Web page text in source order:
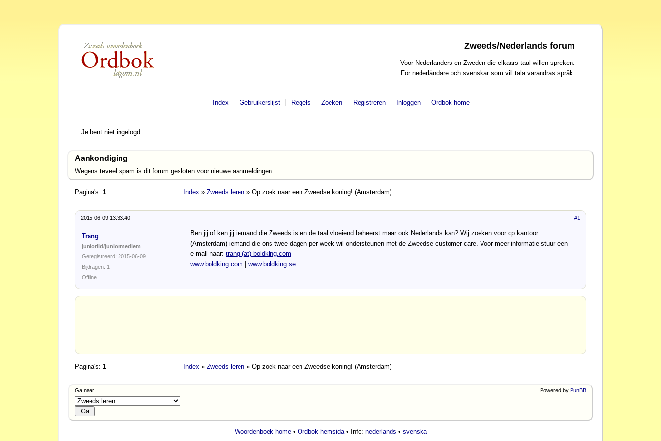
Zweeds/Nederlands forum
Voor Nederlanders en Zweden die elkaars taal willen spreken.
För nederländare och svenskar som vill tala varandras språk.
Index Gebruikerslijst Regels Zoeken Registreren Inloggen Ordbok home
Je bent niet ingelogd.
Aankondiging
Wegens teveel spam is dit forum gesloten voor nieuwe aanmeldingen.
Pagina's: 1 Index » Zweeds leren » Op zoek naar een Zweedse koning! (Amsterdam)
#1
2015-06-09 13:33:40
Trang
juniorlid/juniormedlem
Geregistreerd: 2015-06-09
Bijdragen: 1
Ben jij of ken jij iemand die Zweeds is en de taal vloeiend beheerst maar ook Nederlands kan? Wij zoeken voor op kantoor
(Amsterdam) iemand die ons twee dagen per week wil ondersteunen met de Zweedse customer care. Voor meer informatie stuur een
e-mail naar: trang (at) boldking .com
www.boldking.com | www.boldking.se
Offline
Pagina's: 1 Index » Zweeds leren » Op zoek naar een Zweedse koning! (Amsterdam)
Ga naar Powered by PunBB
Woordenboek home• Ordbok hemsida• Info: nederlands • svenska